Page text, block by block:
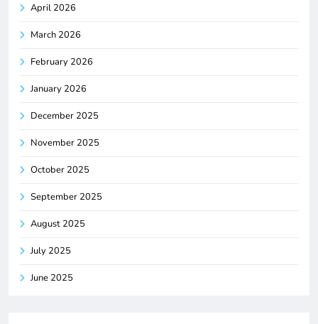
April 2026
March 2026
February 2026
January 2026
December 2025
November 2025
October 2025
September 2025
August 2025
July 2025
June 2025